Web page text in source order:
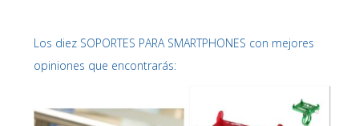
Los diez SOPORTES PARA SMARTPHONES con mejores
opiniones que encontrarás: